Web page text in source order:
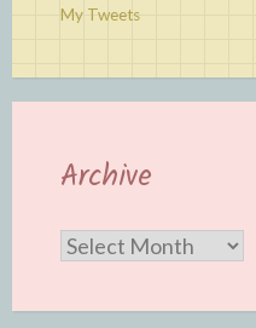
My Tweets
Archive
Archive